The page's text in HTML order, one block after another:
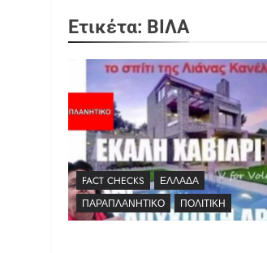
Ετικέτα: ΒΙΛΑ
FACT CHECKS
ΕΛΛΆΔΑ
ΠΑΡΑΠΛΑΝΗΤΙΚΌ
ΠΟΛΙΤΙΚΉ